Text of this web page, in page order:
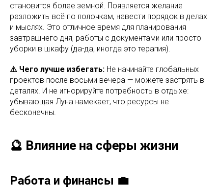
становится более земной. Появляется желание
разложить всё по полочкам, навести порядок в делах
и мыслях. Это отличное время для планирования
завтрашнего дня, работы с документами или просто
уборки в шкафу (да-да, иногда это терапия).
⚠️ Чего лучше избегать: Не начинайте глобальных
проектов после восьми вечера — можете застрять в
деталях. И не игнорируйте потребность в отдыхе:
убывающая Луна намекает, что ресурсы не
бесконечны.
🔮 Влияние на сферы жизни
Работа и финансы 💼